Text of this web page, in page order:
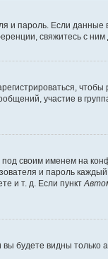
и пароль. Если
свяжитесь с ним
участие в
под своим именем на
и пароль
и т. д. Если пункт
вы будете видны